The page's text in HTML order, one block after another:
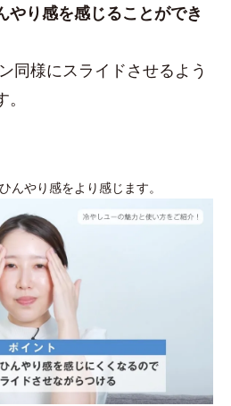
やり感を感じることができ
同様にスライドさせるよう
んやり感をより感じます。